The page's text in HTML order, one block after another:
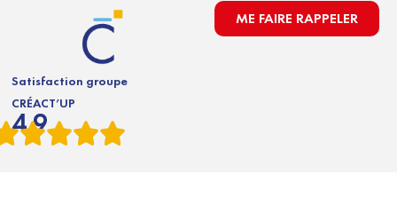
Satisfaction groupe
CRÉACT’UP
4.9
ME FAIRE RAPPELER